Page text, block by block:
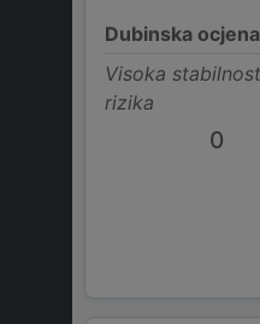
Dubinska
Visoka
rizika
0